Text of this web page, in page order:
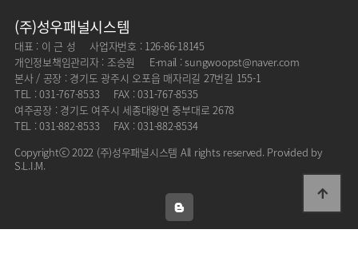
(주)성우패널시스템
대표 : 이 근 성
사업자번호 : 126-86-18145
개인정보책임관리자 : 조승원
E-mail : sungwoopst@naver.com
본사 / 공장 : 경기도 광주시 오포읍 매자리길 27번길 155-1
TEL : 031-767-8533
FAX : 031-767-8535
여주공장 : 경기도 여주시 세종대왕면 중부대로 2678
TEL : 031-882-8533
FAX : 031-882-8534
Copyrightⓒ 2022 (주)성우패널시스템 All rights reserved. Provided by
S.L.I.M.